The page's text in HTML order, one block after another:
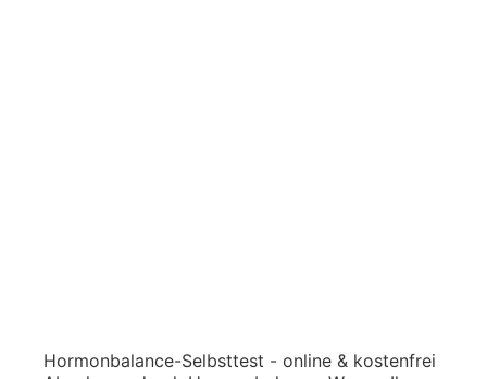
Hormonbalance-Selbsttest - online & kostenfrei